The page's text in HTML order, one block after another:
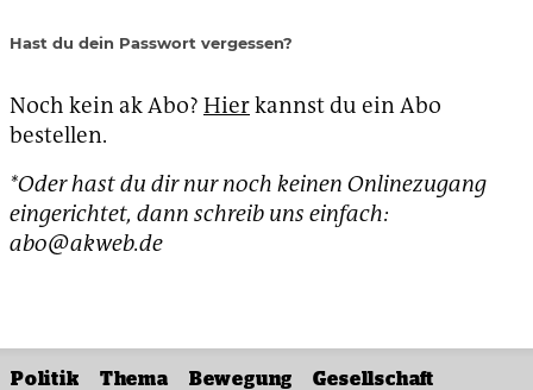
Hast du dein Passwort vergessen?
Noch kein ak Abo? Hierkannst du ein Abo
bestellen.
*Oder hast du dir nur noch keinen Onlinezugang
eingerichtet, dann schreib uns einfach:
abo@akweb.de
Politik Thema Bewegung Gesellschaft